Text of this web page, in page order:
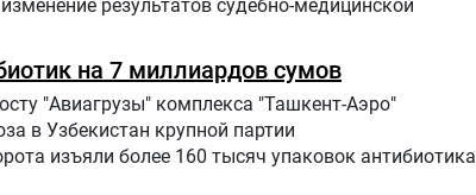
результатов судебно-медицинской
на 7 миллиардов сумов
"Авиагрузы" комплекса "Ташкент-Аэро"
в Узбекистан крупной партии
изъяли более 160 тысяч упаковок антибиотика